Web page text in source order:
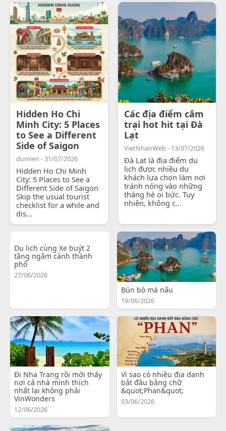
Hidden Ho Chi
Minh City: 5 Places
to See a Different
Side of Saigon
dumien - 31/07/2026
Hidden Ho Chi Minh
City: 5 Places to See a
Different Side of Saigon
Skip the usual tourist
checklist for a while and
dis...
Các địa điểm cắm
trại hot hit tại Đà
Lạt
VietNhanWeb - 13/07/2026
Đà Lạt là địa điểm du
lịch được nhiều du
khách lựa chọn làm nơi
tránh nóng vào những
tháng hè oi bức. Tuy
nhiên, không c...
Du lịch cùng Xe buýt 2
tầng ngắm cảnh thành
phố
27/06/2026
Bún bò má nấu
19/06/2026
Đi Nha Trang rồi mới thấy
nơi cả nhà mình thích
nhất lại không phải
VinWonders
12/06/2026
Vì sao có nhiều địa danh
bắt đầu bằng chữ
&quot;Phan&quot;
03/06/2026